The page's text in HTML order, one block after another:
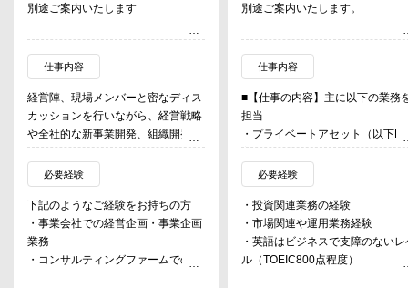
別途ご案内いたします
仕事内容
経営陣、現場メンバーと密なディス
カッションを行いながら、経営戦略
や全社的な新事業開発、組織開発等
をリード・マネジメントする
・経営戦略、経営計画の企画・推
進・管理
・全社の事業開発の企画・推進や現
場アイデアの統合管理
・ブランディング・マーケティング
の企画・推進・管理
必要経験
下記のようなご経験をお持ちの方
・事業会社での経営企画・事業企画
業務
・コンサルティングファームでの経
営コンサルティング業務
別途ご案内いたします。
仕事内容
■【仕事の内容】主に以下の業務
担当
・プライベートアセット（以下
主としてPE、インフラストラクチ
ャー等）への投資にかかわる、投
先選定、投資ストラクチャリング
討、契約内容策定、モニタリング
レポーティング業務全般
・現在の運営ファンドとしては以
のようなものを対象としますが、
必要経験
・投資関連業務の経験
・市場関連や運用業務経験
・英語はビジネスで支障のないレ
ル（TOEIC800点程度）
・証券アナリスト、CFA資格保有